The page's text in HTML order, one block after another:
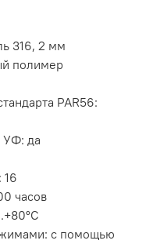
316, 2 мм
полимер
PAR56:
УФ: да
часов
с помощью